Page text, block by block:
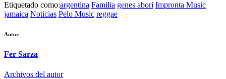
Etiquetado como:argentina Familia genes abori Impronta Music
jamaica Noticias Pelo Music reggae
Autor
Fer Sarza
Archivos del autor